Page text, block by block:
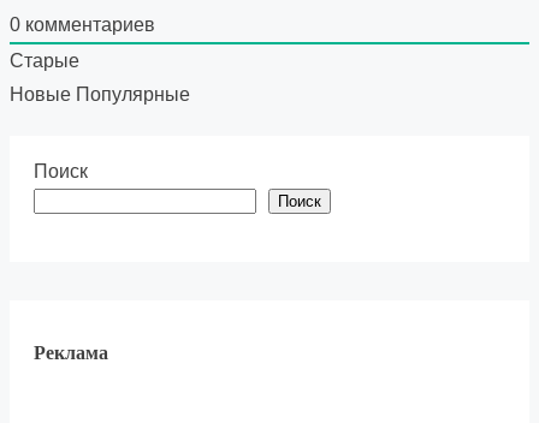
0 комментариев
Старые
Новые Популярные
Поиск
Поиск
Реклама